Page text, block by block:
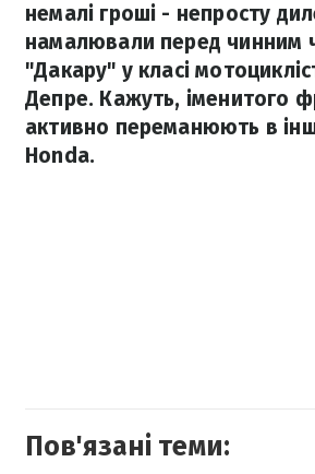
немалі гроші - непросту
намалювали перед чинним
"Дакару" у класі
Депре. Кажуть, іменитого
активно переманюють в
Honda.
Пов'язані теми: